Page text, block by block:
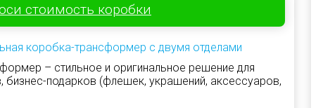
стоимость коробки
коробка-трансформер с двумя отделами
– стильное и оригинальное решение для
бизнес-подарков (флешек, украшений, аксессуаров,